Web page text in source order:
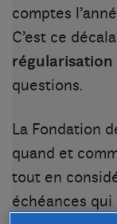
comptes
C’est ce
questions.
La Fondation
quand et
tout en
échéances qui